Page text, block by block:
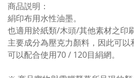
商品説明：
絹印布用水性油墨。
也適用於紙類/木頭/其他素材之印刷
主要成分為壓克力顏料，因此可以
可以配合使用70 / 120目絹網。